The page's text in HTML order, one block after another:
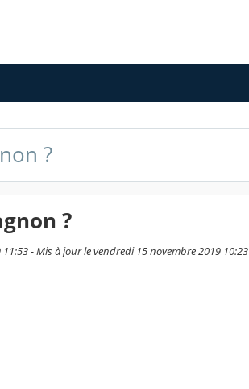
?
?
- Mis à jour le vendredi 15 novembre 2019 10:23